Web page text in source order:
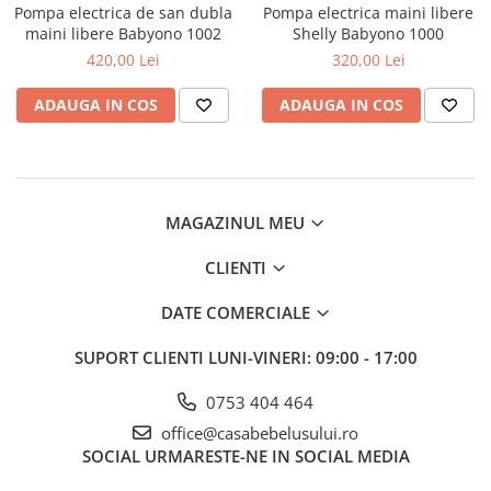
Olite tip scaunel simple
Reductoare antiderapante
Reductoare moi
Seturi cadite 86 cm
Suporti anatomici plastic
Mese de infasat pliabile
Mese de infasat Ultra Light 50x70
Patuturi pliabile
Tampoane postnatale
Tampoane si protectii silicon
pentru san
Pompa electrica de san dubla
maini libere Babyono 1002
420,00 Lei
ADAUGA IN COS
Pompa electrica maini libere
Shelly Babyono 1000
320,00 Lei
ADAUGA IN COS
MAGAZINUL MEU
CLIENTI
DATE COMERCIALE
SUPORT CLIENTI LUNI-VINERI: 09:00 - 17:00
0753 404 464
office@casabebelusului.ro
SOCIAL URMARESTE-NE IN SOCIAL MEDIA